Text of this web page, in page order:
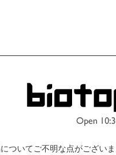
ついてご不明な点がござい